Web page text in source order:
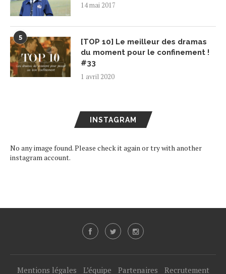
14 mai 2017
5
[TOP 10] Le meilleur des dramas
du moment pour le confinement !
#33
1 avril 2020
INSTAGRAM
No any image found. Please check it again or try with another
instagram account.
Mentions légales L’équipe Partenaires Recrutement